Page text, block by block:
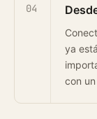
04
ya
con